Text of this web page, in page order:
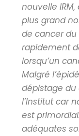
nouvelle
plus grand
de cancer du
rapidement
lorsqu’un
Malgré
dépistage
l’Institut car
est
adéquates